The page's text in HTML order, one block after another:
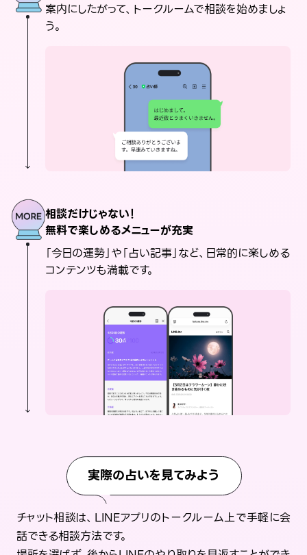
案内にしたがって、トークルームで相談を始めましょ
う。
相談だけじゃない！
無料で楽しめるメニューが充実
「今日の運勢」や「占い記事」など、日常的に楽しめる
コンテンツも満載です。
実際の占いを見てみよう
チャット相談は、LINEアプリのトークルーム上で手軽に会
話できる相談方法です。